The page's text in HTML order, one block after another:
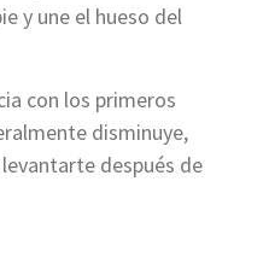
y une el hueso del
con los primeros
disminuye,
después de